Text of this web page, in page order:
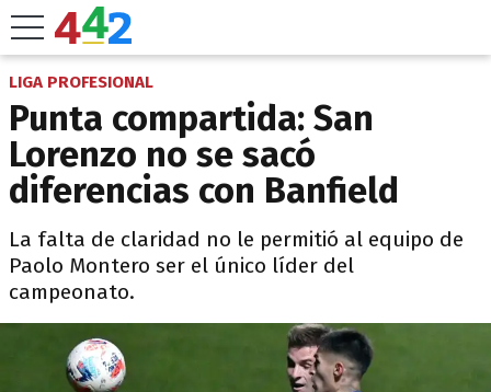
LIGA PROFESIONAL
Punta compartida: San
Lorenzo no se sacó
diferencias con Banfield
La falta de claridad no le permitió al equipo de
Paolo Montero ser el único líder del
campeonato.